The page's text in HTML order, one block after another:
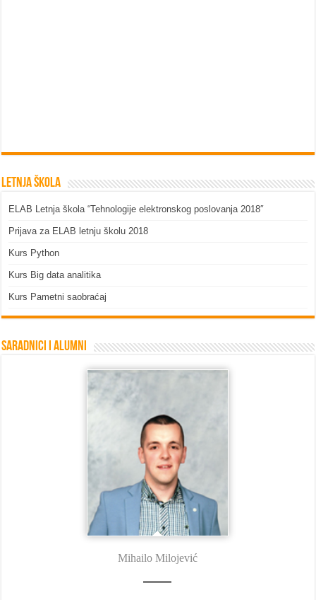
Letnja škola
ELAB Letnja škola “Tehnologije elektronskog poslovanja 2018″
Prijava za ELAB letnju školu 2018
Kurs Python
Kurs Big data analitika
Kurs Pametni saobraćaj
Saradnici i Alumni
Mihailo Milojević